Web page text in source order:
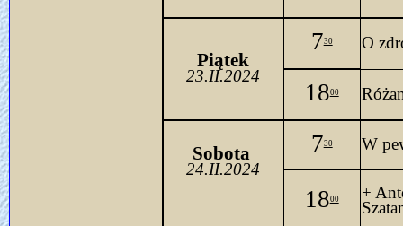
Piątek
23.II.2024
730 O
1800
Sobota
24.II.2024
730 W
1800
+